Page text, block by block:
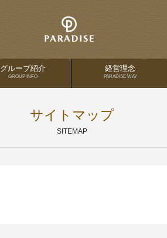
グループ紹介
GROUP INFO
経営理念
PARADISE WAY
サイトマップ
SITEMAP